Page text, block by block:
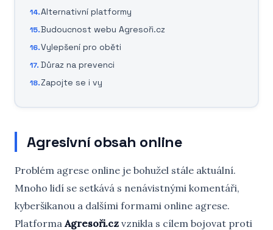
Alternativní platformy
Budoucnost webu Agresoři.cz
Vylepšení pro oběti
Důraz na prevenci
Zapojte se i vy
Agresivní obsah online
Problém agrese online je bohužel stále aktuální.
Mnoho lidí se setkává s nenávistnými komentáři,
kyberšikanou a dalšími formami online agrese.
Platforma Agresoři.cz vznikla s cílem bojovat proti